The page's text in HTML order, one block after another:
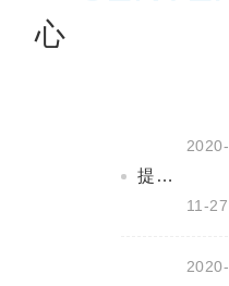
心
提产能、保定单--我们再奋斗
2020-
11-27
2020-